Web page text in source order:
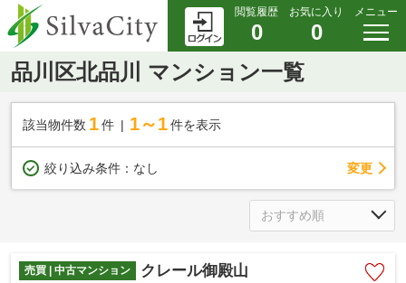
閲覧履歴
0
お気に入り
0
メニュー
品川区北品川 マンション一覧
該当物件数 1件 1～1 件を表示
絞り込み条件： なし 変更
売買 | 中古マンション クレール御殿山